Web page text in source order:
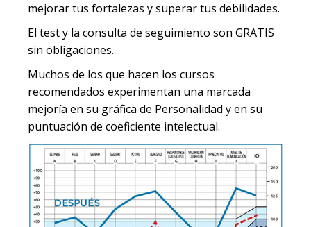
mejorar tus fortalezas y superar tus debilidades.
El test y la consulta de seguimiento son GRATIS
sin obligaciones.
Muchos de los que hacen los cursos
recomendados experimentan una marcada
mejoría en su gráfica de Personalidad y en su
puntuación de coeficiente intelectual.